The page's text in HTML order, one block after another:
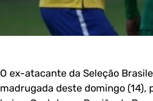
O ex-atacante da Seleção
madrugada deste domingo